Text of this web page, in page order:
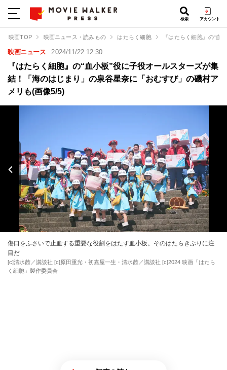
検索 アカウント
映画TOP 映画ニュース・読みもの はたらく細胞 『はたらく細胞』の“血
映画ニュース 2024/11/22 12:30
『はたらく細胞』の“血小板”役に子役オールスターズが集
結！「海のはじまり」の泉谷星奈に「おむすび」の磯村ア
メリも(画像5/5)
傷口をふさいで止血する重要な役割をはたす血小板。そのはたらきぶりに注
目だ
[c]清水茜／講談社 [c]原田重光・初嘉屋一生・清水茜／講談社 [c]2024 映画「はたら
く細胞」製作委員会